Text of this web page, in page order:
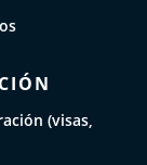
(visas,